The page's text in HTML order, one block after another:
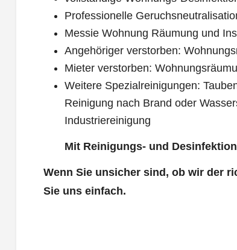
Professionelle
Messie Wohnung Räumung und
Angehöriger verstorben:
Mieter verstorben:
Weitere Spezialreinigungen:
Reinigung nach Brand oder
Industriereinigung
Mit Reinigungs- und
Wenn Sie unsicher sind, ob wir der
Sie uns einfach.